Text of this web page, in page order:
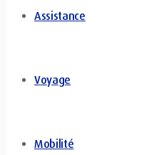
Assistance
Voyage
Mobilité